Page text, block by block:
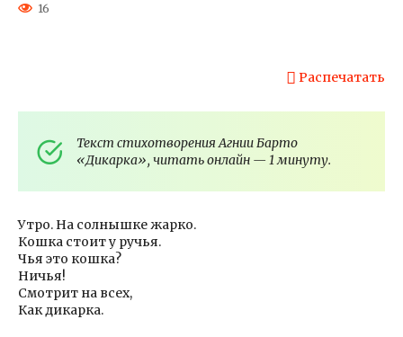
16
Распечатать
Текст стихотворения Агнии Барто
«Дикарка», читать онлайн — 1 минуту.
Утро. На солнышке жарко.
Кошка стоит у ручья.
Чья это кошка?
Ничья!
Смотрит на всех,
Как дикарка.